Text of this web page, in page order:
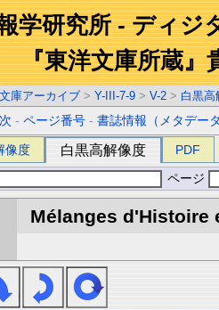
学研究所 - ディジ
『東洋文庫所蔵』
庫アーカイブ > Y-III-7-9 > V-2 > 白黒高
-ページ番号 -書誌情報（メタデー
像度 白黒高解像度 PDF
ページ
Mélanges d'Histoire